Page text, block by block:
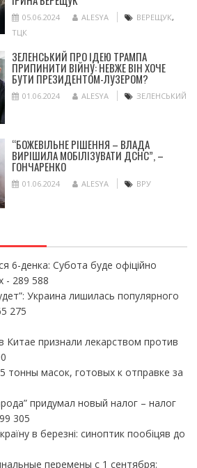
05.06.2024 ALESYA ВЕРЕЩУК,
ТЦК
ЗЕЛЕНСЬКИЙ ПРО ІДЕЮ ТРАМПА
ПРИПИНИТИ ВІЙНУ: НЕВЖЕ ВІН ХОЧЕ
БУТИ ПРЕЗИДЕНТОМ-ЛУЗЕРОМ?
01.06.2024 ALESYA ЗЕЛЕНСЬКИЙ
“БОЖЕВІЛЬНЕ РІШЕННЯ – ВЛАДА
ВИРІШИЛА МОБІЛІЗУВАТИ ДСНС”, –
ГОНЧАРЕНКО
01.06.2024 ALESYA ВРУ
6-денка: Субота буде офіційно
- 289 588
Украина лишилась популярного
275
Китае признали лекарством против
тонны масок, готовых к отправке за
придумал новый налог – налог
305
в березні: синоптик пообіцяв до
перемены с 1 сентября: